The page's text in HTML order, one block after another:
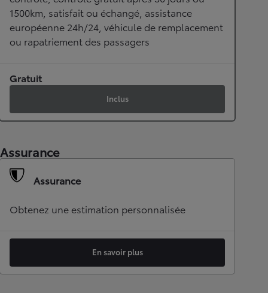
1500km, satisfait ou échangé, assistance
européenne 24h/24, véhicule de remplacement
ou rapatriement des passagers
Gratuit
Inclus
Assurance
Assurance
Obtenez une estimation personnalisée
En savoir plus